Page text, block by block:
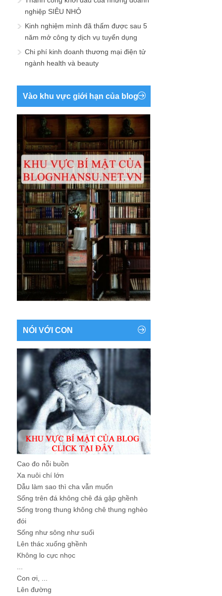
nghiệp SIÊU NHỎ
Kinh nghiệm mình đã thấm được sau 5
năm mở công ty dịch vụ tuyển dụng
Chi phí kinh doanh thương mại điện tử
ngành health và beauty
Vào khu vực giới hạn của blog
NÓI VỚI CON
Cao đo nỗi buồn
Xa nuôi chí lớn
Dẫu làm sao thì cha vẫn muốn
Sống trên đá không chê đá gập ghềnh
Sống trong thung không chê thung nghèo
đói
Sống như sông như suối
Lên thác xuống ghềnh
Không lo cực nhọc
Con ơi, ...
Lên đường